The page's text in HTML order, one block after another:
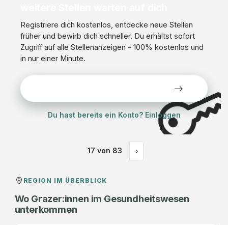
z
Registriere dich kostenlos, entdecke neue Stellen
früher und bewirb dich schneller. Du erhältst sofort
Zugriff auf alle Stellenanzeigen – 100% kostenlos und
in nur einer Minute.
Du hast bereits ein Konto? Einloggen
17 von 83 ›
REGION IM ÜBERBLICK
Wo Grazer:innen im Gesundheitswesen
unterkommen